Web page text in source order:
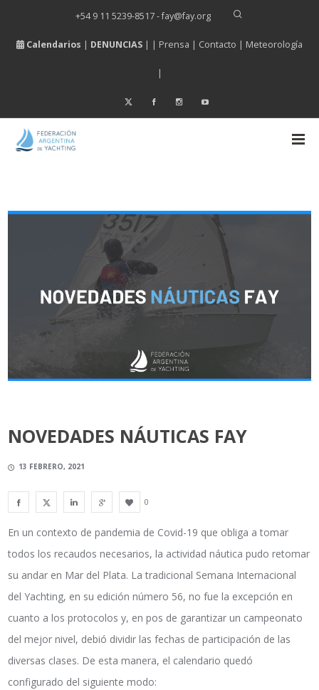
+54 9 11 5239-8517 - fay@fay.org
Calendarios | DENUNCIAS | | Prensa | Contacto | Meteorología
|
NOVEDADES NÁUTICAS FAY
13 FEBRERO, 2021
0
En un contexto de pandemia de Covid-19 que obliga a tomar
todos los recaudos necesarios, la actividad náutica pudo retomar
su andar en Mar del Plata. La tradicional Semana Internacional
del Yachting, en su edición número 56, no fue la excepción en
cuanto a los protocolos y, en pos de garantizar un campeonato
del mejor nivel, debió dividir las fechas de participación de las
diversas clases. De esta manera, el calendario quedó
configurado del siguiente modo: